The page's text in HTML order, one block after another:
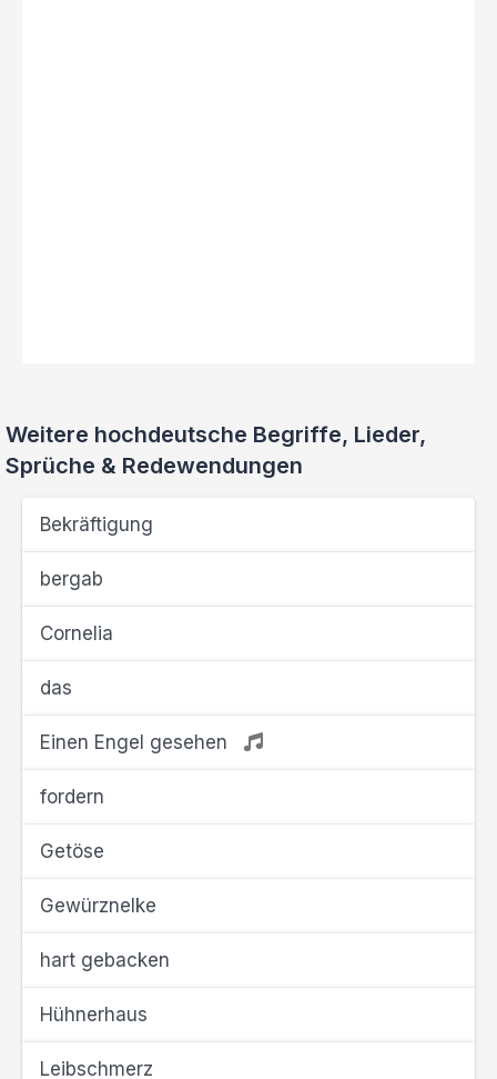
Weitere hochdeutsche Begriffe, Lieder,
Sprüche & Redewendungen
Bekräftigung
bergab
Cornelia
das
Einen Engel gesehen
fordern
Getöse
Gewürznelke
hart gebacken
Hühnerhaus
Leibschmerz